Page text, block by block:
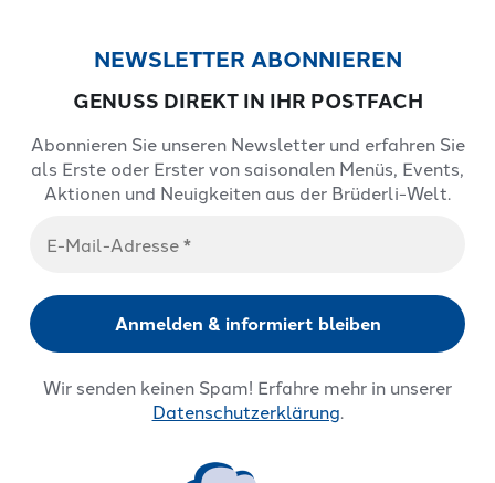
NEWSLETTER ABONNIEREN
GENUSS DIREKT IN IHR POSTFACH
Abonnieren Sie unseren Newsletter und erfahren Sie
als Erste oder Erster von saisonalen Menüs, Events,
Aktionen und Neuigkeiten aus der Brüderli-Welt.
Wir senden keinen Spam! Erfahre mehr in unserer
Datenschutzerklärung.